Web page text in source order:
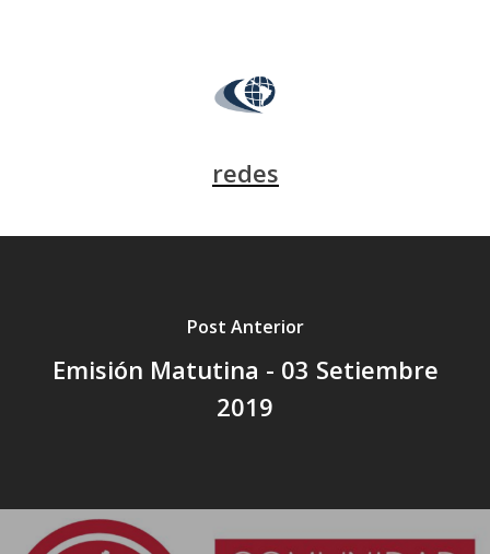
redes
Post Anterior
Emisión Matutina - 03 Setiembre
2019